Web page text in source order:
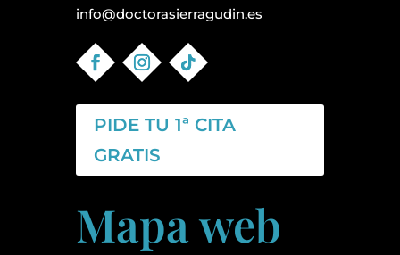
info@doctorasierragudin.es
PIDE TU 1ª CITA
GRATIS
Mapa web